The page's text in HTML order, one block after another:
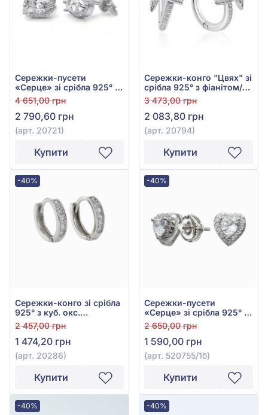
Сережки-пусети
«Серце» зі срібла 925° з
фіанітом/куб.цирконієм,
арт. 20721
4 651,00 грн
2 790,60 грн
(арт. 20721)
Купити
Сережки-конго "Цвях" зі
срібла 925° з фіанітом/
куб.цирконієм, арт.
20794
3 473,00 грн
2 083,80 грн
(арт. 20794)
Купити
-40%
Сережки-конго зі срібла
925° з куб. окс.
цирконію, арт. 20286
2 457,00 грн
1 474,20 грн
(арт. 20286)
Купити
-40%
Сережки-пусети
«Серце» зі срібла 925° з
фіанітом/куб.цирконієм,
арт. 520755/1б
2 650,00 грн
1 590,00 грн
(арт. 520755/1б)
Купити
-40% -40%